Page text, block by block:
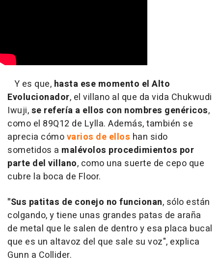
Y es que, hasta ese momento el Alto
Evolucionador, el villano al que da vida Chukwudi
Iwuji,se refería a ellos con nombres genéricos,
como el 89Q12 de Lylla. Además, también se
aprecia cómovarios de ellos han sido
sometidos a malévolos procedimientos por
parte del villano, como una suerte de cepo que
cubre la boca de Floor.
"Sus patitas de conejo no funcionan, sólo están
colgando, y tiene unas grandes patas de araña
de metal que le salen de dentro y esa placa bucal
que es un altavoz del que sale su voz", explica
Gunn a Collider.